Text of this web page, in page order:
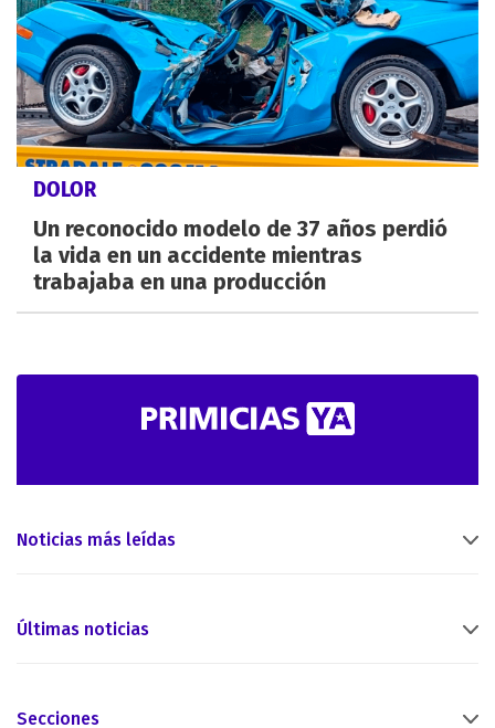
DOLOR
Un reconocido modelo de 37 años perdió
la vida en un accidente mientras
trabajaba en una producción
Noticias más leídas
Últimas noticias
Secciones